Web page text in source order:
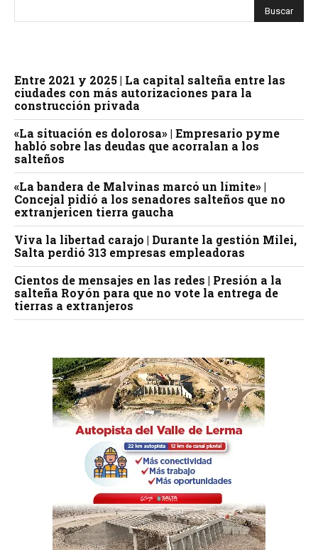
Entre 2021 y 2025 | La capital salteña entre las
ciudades con más autorizaciones para la
construcción privada
«La situación es dolorosa» | Empresario pyme
habló sobre las deudas que acorralan a los
salteños
«La bandera de Malvinas marcó un límite» |
Concejal pidió a los senadores salteños que no
extranjericen tierra gaucha
Viva la libertad carajo | Durante la gestión Milei,
Salta perdió 313 empresas empleadoras
Cientos de mensajes en las redes | Presión a la
salteña Royón para que no vote la entrega de
tierras a extranjeros